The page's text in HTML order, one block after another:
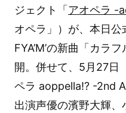
ジェクト「 アオペラ -
オペラ」）が、本日
FYA’M’の新曲「カ
開。併せて、5月27日
ペラ aoppella!? -2nd
出演声優の濱野大輝